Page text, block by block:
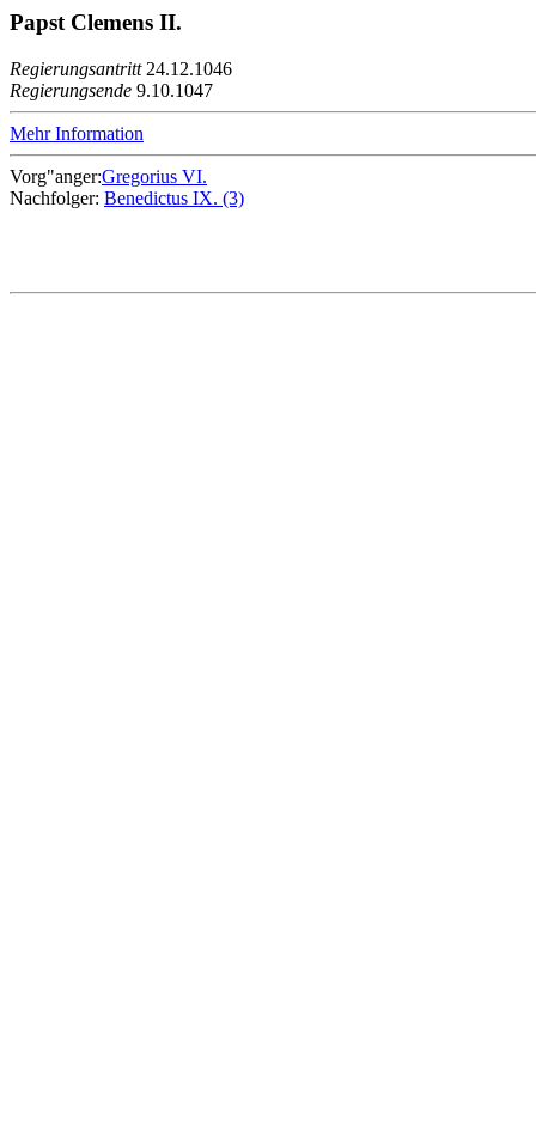
Papst Clemens II.
Regierungsantritt24.12.1046
Regierungsende 9.10.1047
Mehr Information
Vorg"anger:Gregorius VI.
Nachfolger: Benedictus IX. (3)